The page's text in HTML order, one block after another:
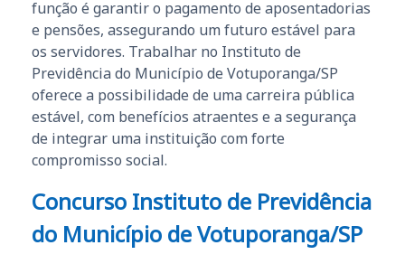
função é garantir o pagamento de aposentadorias
e pensões, assegurando um futuro estável para
os servidores. Trabalhar no Instituto de
Previdência do Município de Votuporanga/SP
oferece a possibilidade de uma carreira pública
estável, com benefícios atraentes e a segurança
de integrar uma instituição com forte
compromisso social.
Concurso Instituto de Previdência
do Município de Votuporanga/SP